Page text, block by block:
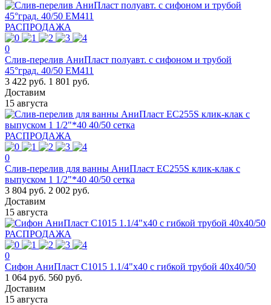
РАСПРОДАЖА
0
Слив-перелив АниПласт полуавт. с сифоном и трубой
45°град. 40/50 EМ411
3 422 руб. 1 801 руб.
Доставим
15 августа
РАСПРОДАЖА
0
Слив-перелив для ванны АниПласт EC255S клик-клак с
выпуском 1 1/2"*40 40/50 сетка
3 804 руб. 2 002 руб.
Доставим
15 августа
РАСПРОДАЖА
0
Сифон АниПласт С1015 1.1/4"х40 с гибкой трубой 40х40/50
1 064 руб. 560 руб.
Доставим
15 августа